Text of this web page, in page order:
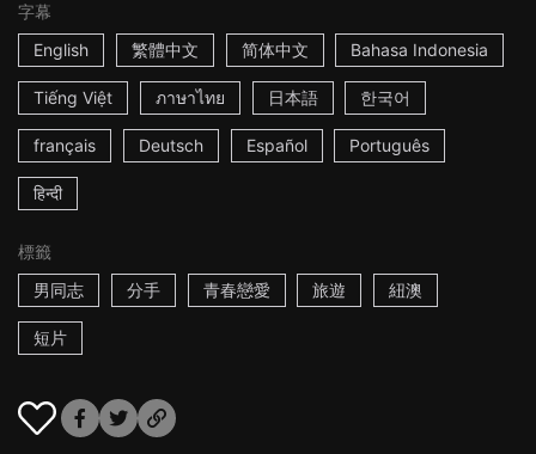
字幕
English
繁體中文 简体中文 Bahasa Indonesia
Tiếng Việt ภาษาไทย 日本語 한국어
français Deutsch Español Português
हिन्दी
標籤
男同志
分手 青春戀愛 旅遊 紐澳
短片